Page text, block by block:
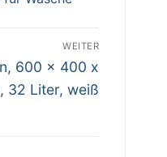
WEITER
600 x 400 x
32 Liter, weiß